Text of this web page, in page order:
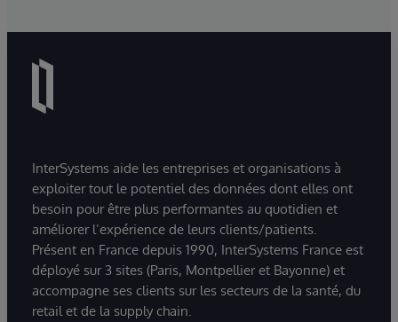
InterSystems aide les entreprises et organisations à
exploiter tout le potentiel des données dont elles ont
besoin pour être plus performantes au quotidien et
améliorer l’expérience de leurs clients/patients.
Présent en France depuis 1990, InterSystems France est
déployé sur 3 sites (Paris, Montpellier et Bayonne) et
accompagne ses clients sur les secteurs de la santé, du
retail et de la supply chain.